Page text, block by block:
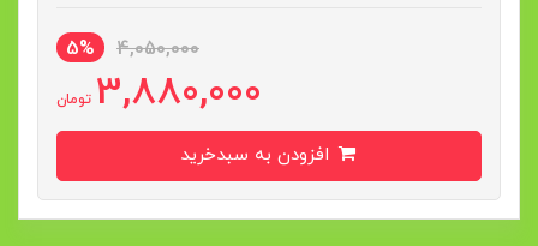
4,050,000
5%
3,880,000 تومان